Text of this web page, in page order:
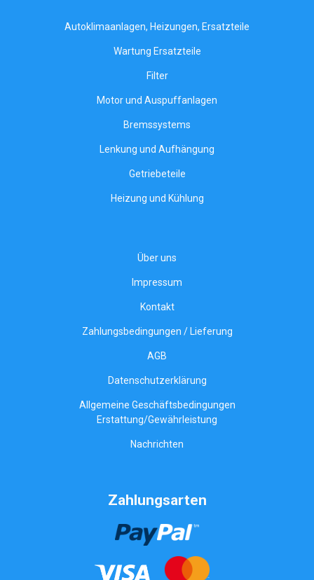
Autoklimaanlagen, Heizungen, Ersatzteile
Wartung Ersatzteile
Filter
Motor und Auspuffanlagen
Bremssystems
Lenkung und Aufhängung
Getriebeteile
Heizung und Kühlung
Über uns
Impressum
Kontakt
Zahlungsbedingungen / Lieferung
AGB
Datenschutzerklärung
Allgemeine Geschäftsbedingungen
Erstattung/Gewährleistung
Nachrichten
Zahlungsarten